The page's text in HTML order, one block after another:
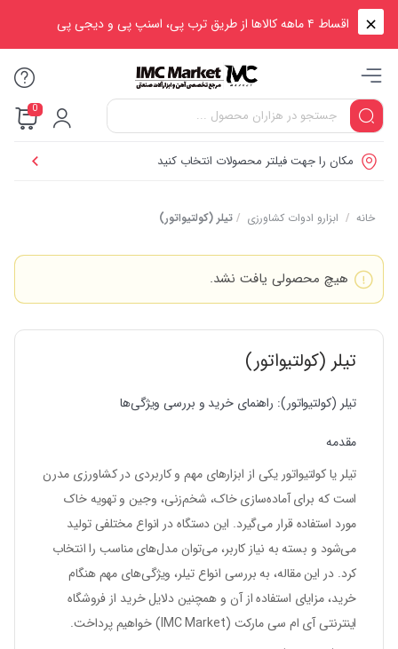
اقساط ۴ ماهه کالاها از طریق ترب پی، اسنپ پی و دیجی پی
0
مکان را جهت فیلتر محصولات انتخاب کنید
خانه / ابزارو ادوات کشاورزی / تیلر (کولتیواتور)
هیچ محصولی یافت نشد.
تیلر (کولتیواتور)
تیلر (کولتیواتور): راهنمای خرید و بررسی ویژگی‌ها
مقدمه
تیلر یا کولتیواتور یکی از ابزارهای مهم و کاربردی در کشاورزی مدرن
است که برای آماده‌سازی خاک، شخم‌زنی، وجین و تهویه خاک
مورد استفاده قرار می‌گیرد. این دستگاه در انواع مختلفی تولید
می‌شود و بسته به نیاز کاربر، می‌توان مدل‌های مناسب را انتخاب
کرد. در این مقاله، به بررسی انواع تیلر، ویژگی‌های مهم هنگام
خرید، مزایای استفاده از آن و همچنین دلایل خرید از فروشگاه
اینترنتیآی ام سی مارکت (IMC Market)
خواهیم پرداخت.